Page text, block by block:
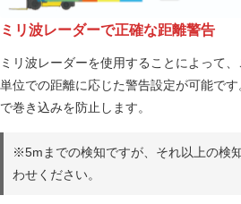
ミリ波レーダーで正確な距離警告
ミリ波レーダーを使用することによって
単位での距離に応じた警告設定が可能で
で巻き込みを防止します。
※5mまでの検知ですが、それ以上の検
わせください。